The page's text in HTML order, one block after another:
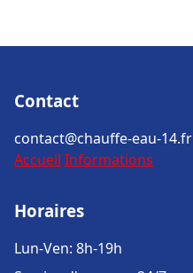
Contact
contact@chauffe-eau-14.fr
Accueil Informations
Horaires
Lun-Ven: 8h-19h